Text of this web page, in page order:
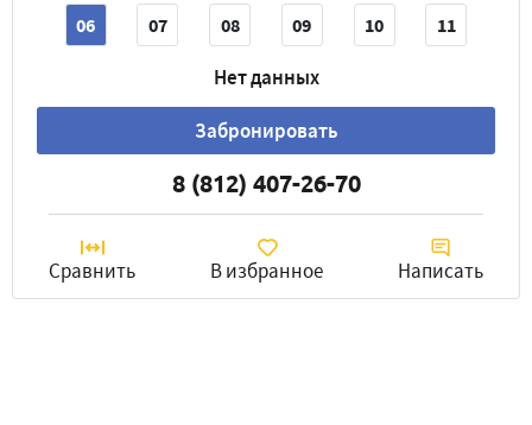
06
07
08
09
10
11
Нет данных
Забронировать
8 (812) 407-26-70
Сравнить В избранное Написать